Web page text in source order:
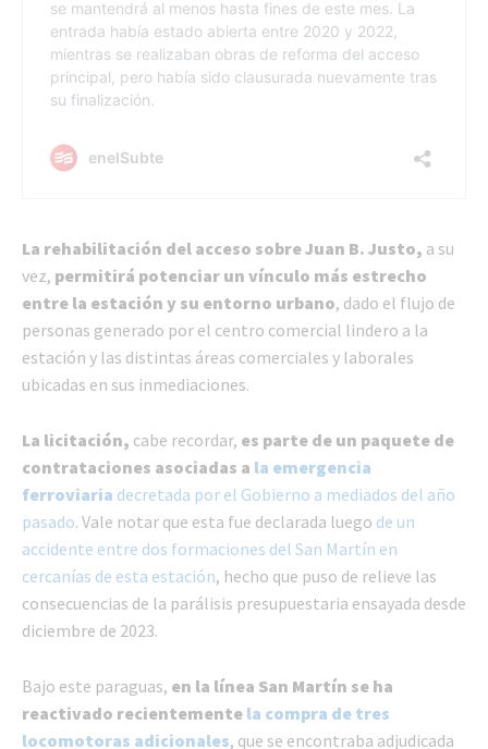
La rehabilitación del acceso sobre Juan B. Justo, a su
vez, permitirá potenciar un vínculo más estrecho
entre la estación y su entorno urbano, dado el flujo de
personas generado por el centro comercial lindero a la
estación y las distintas áreas comerciales y laborales
ubicadas en sus inmediaciones.
La licitación, cabe recordar, es parte de un paquete de
contrataciones asociadas a la emergencia
ferroviaria decretada por el Gobierno a mediados del año
pasado. Vale notar que esta fue declarada luego de un
accidente entre dos formaciones del San Martín en
cercanías de esta estación, hecho que puso de relieve las
consecuencias de la parálisis presupuestaria ensayada desde
diciembre de 2023.
Bajo este paraguas, en la línea San Martín se ha
reactivado recientemente la compra de tres
locomotoras adicionales, que se encontraba adjudicada